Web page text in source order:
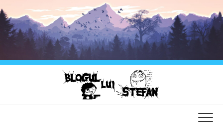
to
content